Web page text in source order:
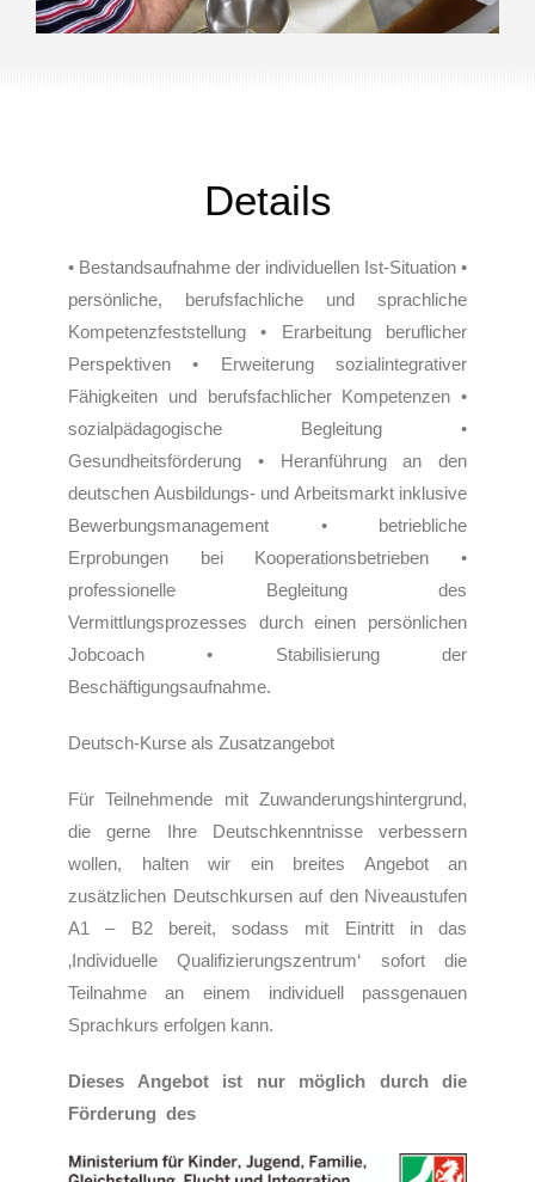
Details
• Bestandsaufnahme der individuellen Ist-Situation •
persönliche, berufsfachliche und sprachliche
Kompetenzfeststellung • Erarbeitung beruflicher
Perspektiven • Erweiterung sozialintegrativer
Fähigkeiten und berufsfachlicher Kompetenzen •
sozialpädagogische Begleitung •
Gesundheitsförderung • Heranführung an den
deutschen Ausbildungs- und Arbeitsmarkt inklusive
Bewerbungsmanagement • betriebliche
Erprobungen bei Kooperationsbetrieben •
professionelle Begleitung des
Vermittlungsprozesses durch einen persönlichen
Jobcoach • Stabilisierung der
Beschäftigungsaufnahme.
Deutsch-Kurse als Zusatzangebot
Für Teilnehmende mit Zuwanderungshintergrund,
die gerne Ihre Deutschkenntnisse verbessern
wollen, halten wir ein breites Angebot an
zusätzlichen Deutschkursen auf den Niveaustufen
A1 – B2 bereit, sodass mit Eintritt in das
‚Individuelle Qualifizierungszentrum‘ sofort die
Teilnahme an einem individuell passgenauen
Sprachkurs erfolgen kann.
Dieses Angebot ist nur möglich durch die
Förderung des